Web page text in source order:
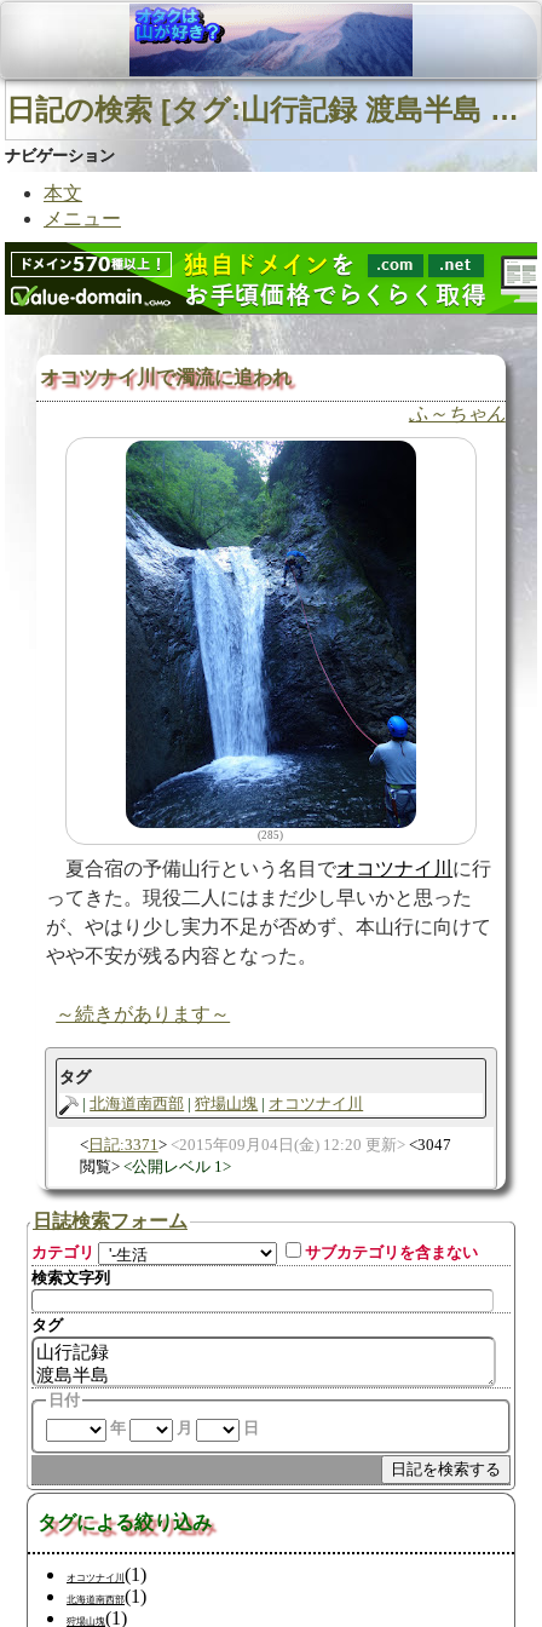
日記の検索 [タグ:山行記録 渡島半島 オコツナイ岳 夏合宿] 01～01(01件中)
ナビゲーション
本文
メニュー
オコツナイ川で濁流に追われ
ふ～ちゃん
(285)
夏合宿の予備山行という名目でオコツナイ川 に行
ってきた。現役二人にはまだ少し早いかと思った
が、やはり少し実力不足が否めず、本山行に向けて
やや不安が残る内容となった。
～続きがあります～
タグ
北海道南西部
狩場山塊 オコツナイ川
日記:3371 2015年09月04日(金) 12:20 更新
3047
閲覧
公開レベル 1
日誌検索フォーム
カテゴリ
サブカテゴリを含まない
検索文字列
タグ
日付
年
月 日
タグによる絞り込み
オコツナイ川(1)
北海道南西部(1)
狩場山塊(1)